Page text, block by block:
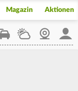
Magazin Aktionen
WetterWebcam